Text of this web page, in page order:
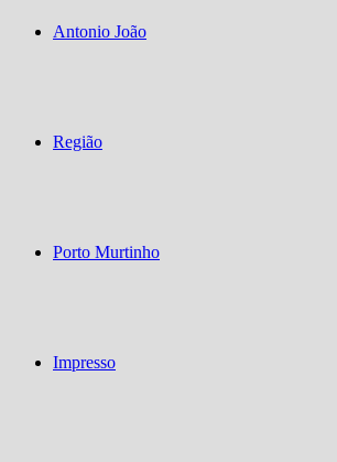
Antonio João
Região
Porto Murtinho
Impresso